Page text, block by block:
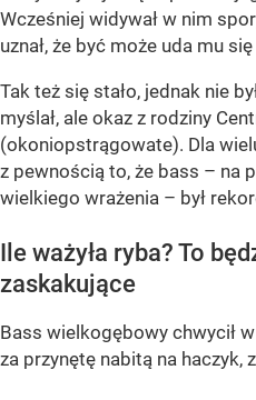
Wcześniej widywał w nim
uznał, że być może uda mu
Tak też się stało, jednak nie
myślał, ale okaz z rodziny
(okoniopstrągowate). Dla
z pewnością to, że bass – na
wielkiego wrażenia – był
Ile ważyła ryba? To
zaskakujące
Bass wielkogębowy chwycił
za przynętę nabitą na haczyk,